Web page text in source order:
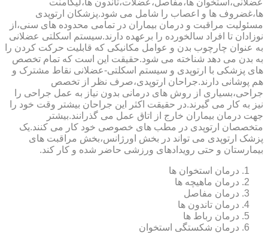
ها،غضروف ها و اعصاب را شامل می شود.پزشکان ارتوپدی
مسئولیت مراقبت و درمان بیماران در تمامی محدوده های سنی،از
نوزادان تا افراد سالخورده را برعهده دارند.سیستم اسکلتی عضلانی
به عنوان چارچوب بدن و عوامل مکانیکی که قابلیت حرکت کردن را
به بدن می دهد شناخته می شود.حقیقت این است که تمام تخصص
های پزشکی با ارتوپدی و سیستم اسکلتی-عضلانی نقاط مشترک و
هم پوشانی دارند.جراحان ارتوپدی،صرف نظر از تخصص
جراحی،بسیاری از روش های درمانی بدون نیاز به عمل جراحی را
نیز به کار می گیرند.در حقیقت اکثر این جراحان بیشتر وقت خود را
جهت درمان بیماران خارج از اتاق عمل می گذرانند.بیشتر
متخصصان ارتوپدی در مطب های خصوصی خود کار می کنند.یک
پزشک ارتوپدی می تواند در بخش اورژانس،بخش مراقبت های
بیمارستان و حتی رویدادهای ورزشی حاضر شده و کار کند.
درمان استخوان ها
درمان ماهیچه ها
درمان مفاصل
درمان تاندون ها
درمان رباط ها
درمان شکستگی استخوان